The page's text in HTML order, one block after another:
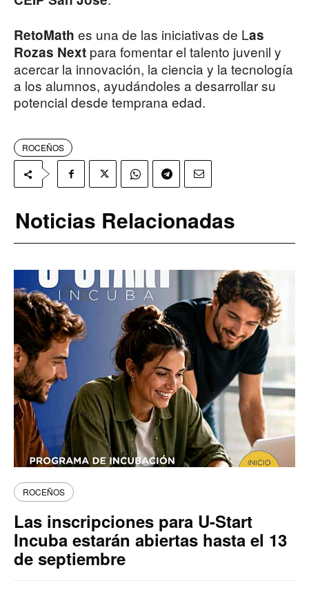
RetoMath es una de las iniciativas de Las
Rozas Next para fomentar el talento juvenil y
acercar la innovación, la ciencia y la tecnología
a los alumnos, ayudándoles a desarrollar su
potencial desde temprana edad.
ROCEÑOS
Noticias Relacionadas
ROCEÑOS
Las inscripciones para U-Start
Incuba estarán abiertas hasta el 13
de septiembre